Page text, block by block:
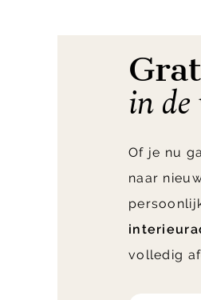
in
Of je nu
naar
volledig